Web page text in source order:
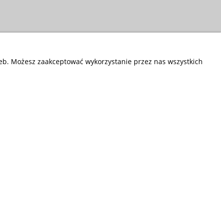
Możesz zaakceptować wykorzystanie przez nas wszystkich